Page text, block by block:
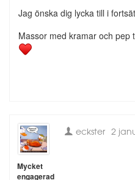
Jag önska dig lycka till i
Massor med kramar och pep
Mycket
engagerad
eckster 2